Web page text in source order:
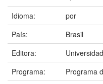
Idioma:
por
País:
Brasil
Editora:
Programa:
Programa